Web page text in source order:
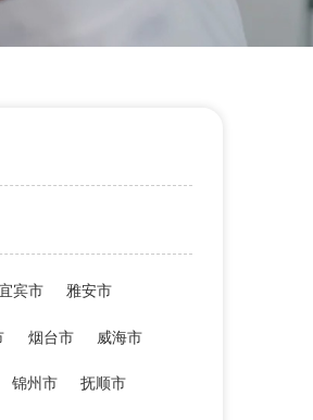
宾市 雅安市
烟台市 威海市
锦州市 抚顺市